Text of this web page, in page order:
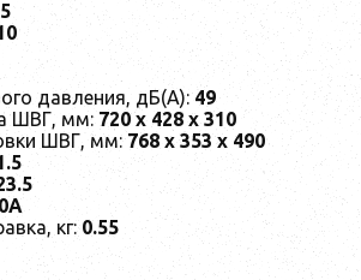
давления, дБ(А): 49
ШВГ, мм: 720 х 428 х 310
ШВГ, мм: 768 х 353 х 490
кг: 0.55